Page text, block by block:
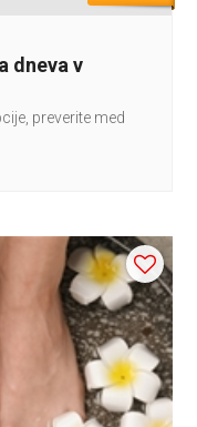
dneva v
preverite med